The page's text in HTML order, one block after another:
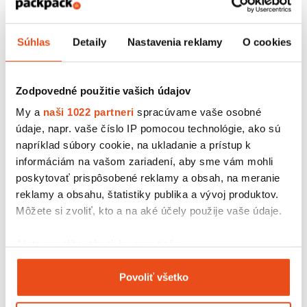
Súhlas Detaily Nastavenia reklamy O cookies
Zodpovedné použitie vašich údajov
My a naši 1022 partneri spracúvame vaše osobné
údaje, napr. vaše číslo IP pomocou technológie, ako sú
napríklad súbory cookie, na ukladanie a prístup k
informáciám na vašom zariadení, aby sme vám mohli
poskytovať prispôsobené reklamy a obsah, na meranie
reklamy a obsahu, štatistiky publika a vývoj produktov.
Môžete si zvoliť, kto a na aké účely použije vaše údaje.
Zhromažďovať informácie o vašej geografickej
polohe s presnosťou na niekoľko metrov
Identifikovať vaše zariadenie aktívnym
Povoliť všetko
Lepiaca páska 48/66 ACRYL
0,80 € s DPH